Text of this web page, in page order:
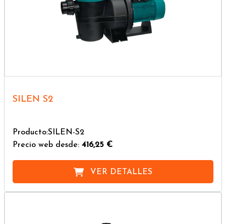
SILEN S2
Producto:SILEN-S2
Precio web desde: 416,25 €
VER DETALLES